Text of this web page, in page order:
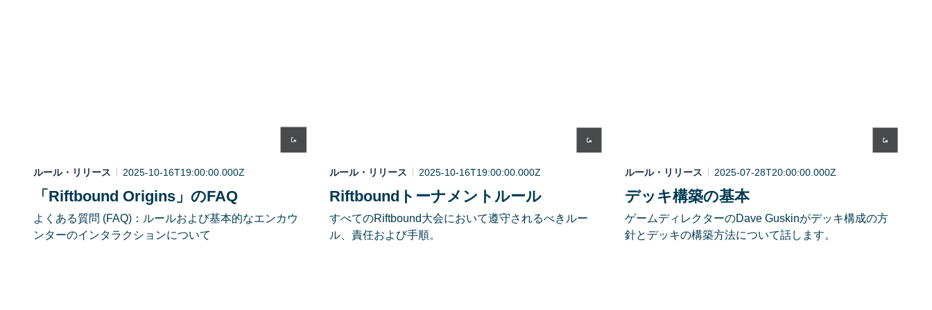
ルール・リリース 2025-10-16T19:00:00.000Z
「Riftbound Origins」のFAQ
よくある質問 (FAQ)：ルールおよび基本的なエンカウ
ンターのインタラクションについて
ルール・リリース 2025-10-16T19:00:00.000Z
Riftboundトーナメントルール
すべてのRiftbound大会において遵守されるべきルー
ル、責任および手順。
ルール・リリース 2025-07-28T20:00:00.000Z
デッキ構築の基本
ゲームディレクターのDave Guskinがデッキ構成の方
針とデッキの構築方法について話します。